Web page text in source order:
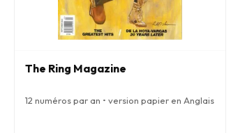
The Ring Magazine
12 numéros par an • version papier en Anglais